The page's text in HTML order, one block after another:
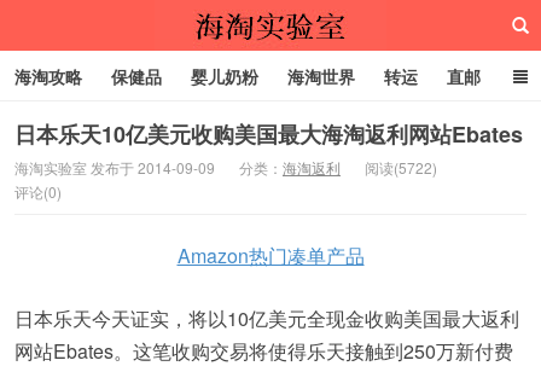
海淘攻略 保健品 婴儿奶粉 海淘世界 转运 直邮
代购服务
日本乐天10亿美元收购美国最大海淘返利网站Ebates
海淘实验室 发布于 2014-09-09 分类： 海淘返利
阅读(5722)
评论(0)
Amazon热门凑单产品
日本乐天今天证实，将以10亿美元全现金收购美国最大返利
网站Ebates。这笔收购交易将使得乐天接触到250万新付费